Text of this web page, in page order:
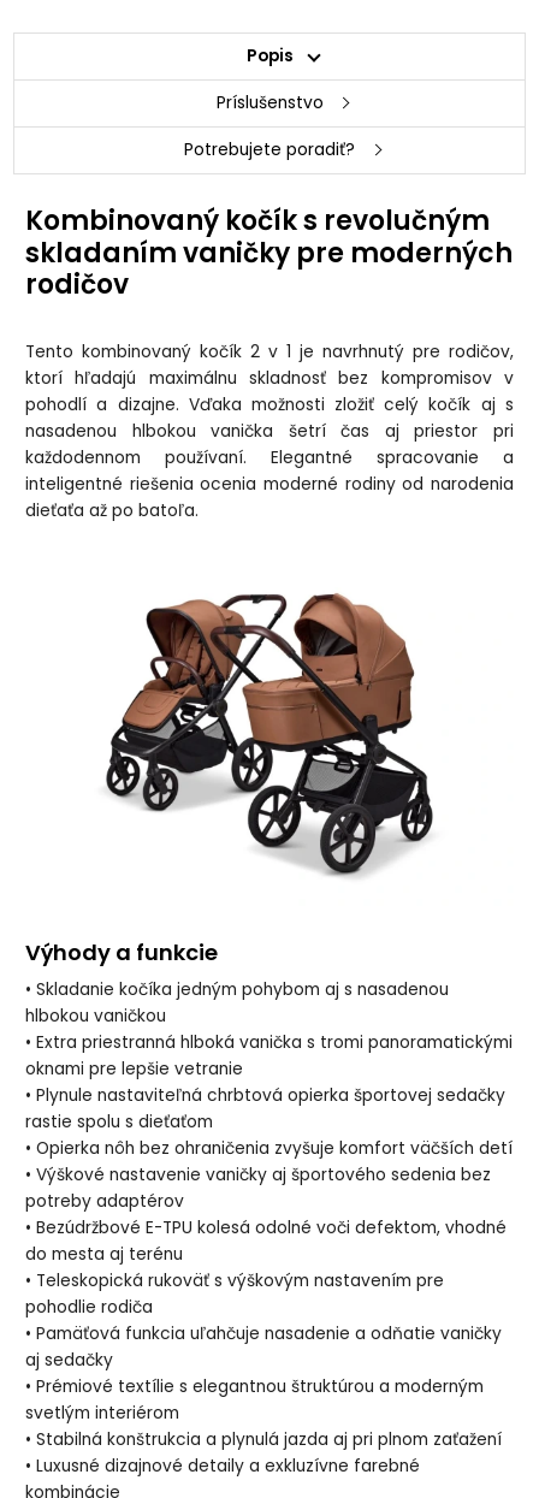
Popis
Príslušenstvo
Potrebujete poradiť?
Kombinovaný kočík s revolučným
skladaním vaničky pre moderných
rodičov
Tento kombinovaný kočík 2 v 1 je navrhnutý pre rodičov,
ktorí hľadajú maximálnu skladnosť bez kompromisov v
pohodlí a dizajne. Vďaka možnosti zložiť celý kočík aj s
nasadenou hlbokou vanička šetrí čas aj priestor pri
každodennom používaní. Elegantné spracovanie a
inteligentné riešenia ocenia moderné rodiny od narodenia
dieťaťa až po batoľa.
Výhody a funkcie
• Skladanie kočíka jedným pohybom aj s nasadenou
hlbokou vaničkou
• Extra priestranná hlboká vanička s tromi panoramatickými
oknami pre lepšie vetranie
• Plynule nastaviteľná chrbtová opierka športovej sedačky
rastie spolu s dieťaťom
• Opierka nôh bez ohraničenia zvyšuje komfort väčších detí
• Výškové nastavenie vaničky aj športového sedenia bez
potreby adaptérov
• Bezúdržbové E-TPU kolesá odolné voči defektom, vhodné
do mesta aj terénu
• Teleskopická rukoväť s výškovým nastavením pre
pohodlie rodiča
• Pamäťová funkcia uľahčuje nasadenie a odňatie vaničky
aj sedačky
• Prémiové textílie s elegantnou štruktúrou a moderným
svetlým interiérom
• Stabilná konštrukcia a plynulá jazda aj pri plnom zaťažení
• Luxusné dizajnové detaily a exkluzívne farebné
kombinácie